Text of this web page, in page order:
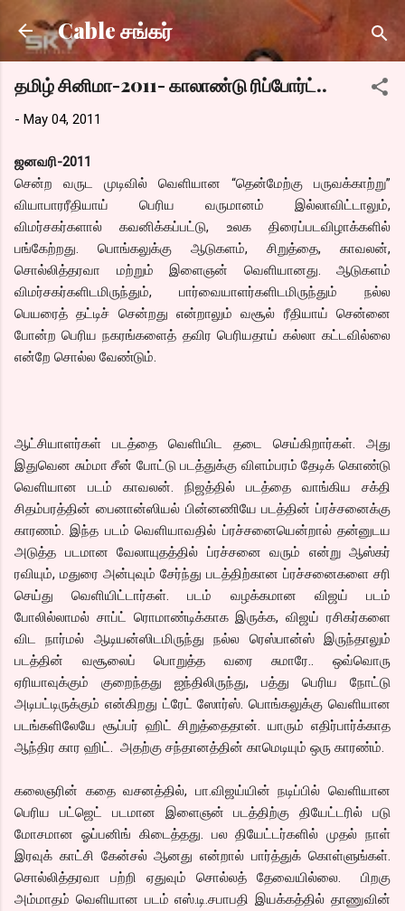
Skip to main content
Cable சங்கர்
தமிழ் சினிமா-2011- காலாண்டு ரிப்போர்ட்..
- May 04, 2011
ஜனவரி-2011
சென்ற வருட முடிவில் வெளியான “தென்மேற்கு பருவக்காற்று”
வியாபாரரீதியாய் பெரிய வருமானம் இல்லாவிட்டாலும்,
விமர்சகர்களால் கவனிக்கப்பட்டு, உலக திரைப்படவிழாக்களில்
பங்கேற்றது. பொங்கலுக்கு ஆடுகளம், சிறுத்தை, காவலன்,
சொல்லித்தரவா மற்றும் இளைஞன் வெளியானது. ஆடுகளம்
விமர்சகர்களிடமிருந்தும், பார்வையாளர்களிடமிருந்தும் நல்ல
பெயரைத் தட்டிச் சென்றது என்றாலும் வசூல் ரீதியாய் சென்னை
போன்ற பெரிய நகரங்களைத் தவிர பெரியதாய் கல்லா கட்டவில்லை
என்றே சொல்ல வேண்டும்.
ஆட்சியாளர்கள் படத்தை வெளியிட தடை செய்கிறார்கள். அது
இதுவென சும்மா சீன் போட்டு படத்துக்கு விளம்பரம் தேடிக் கொண்டு
வெளியான படம் காவலன். நிஜத்தில் படத்தை வாங்கிய சக்தி
சிதம்பரத்தின் பைனான்ஸியல் பின்னணியே படத்தின் ப்ரச்சனைக்கு
காரணம். இந்த படம் வெளியாவதில் ப்ரச்சனையென்றால் தன்னுடய
அடுத்த படமான வேலாயுதத்தில் ப்ரச்சனை வரும் என்று ஆஸ்கர்
ரவியும், மதுரை அன்புவும் சேர்ந்து படத்திற்கான ப்ரச்சனைகளை சரி
செய்து வெளியிட்டார்கள். படம் வழக்கமான விஜய் படம்
போலில்லாமல் சாப்ட் ரொமாண்டிக்காக இருக்க, விஜய் ரசிகர்களை
விட நார்மல் ஆடியன்ஸிடமிருந்து நல்ல ரெஸ்பான்ஸ் இருந்தாலும்
படத்தின் வசூலைப் பொறுத்த வரை சுமாரே.. ஒவ்வொரு
ஏரியாவுக்கும் குறைந்தது ஐந்திலிருந்து, பத்து பெரிய நோட்டு
அடிபட்டிருக்கும் என்கிறது ட்ரேட் ஸோர்ஸ். பொங்கலுக்கு வெளியான
படங்களிலேயே சூப்பர் ஹிட் சிறுத்தைதான். யாரும் எதிர்பார்க்காத
ஆந்திர கார ஹிட். அதற்கு சந்தானத்தின் காமெடியும் ஒரு காரண்ம்.
கலைஞரின் கதை வசனத்தில், பா.விஜய்யின் நடிப்பில் வெளியான
பெரிய பட்ஜெட் படமான இளைஞன் படத்திற்கு தியேட்டரில் படு
மோசமான ஓப்பனிங் கிடைத்தது. பல தியேட்டர்களில் முதல் நாள்
இரவுக் காட்சி கேன்சல் ஆனது என்றால் பார்த்துக் கொள்ளுங்கள்.
சொல்லித்தரவா பற்றி ஏதுவும் சொல்லத் தேவையில்லை. பிறகு
அம்மாதம் வெளியான படம் எஸ்.டி.சபாபதி இயக்கத்தில் தாணுவின்